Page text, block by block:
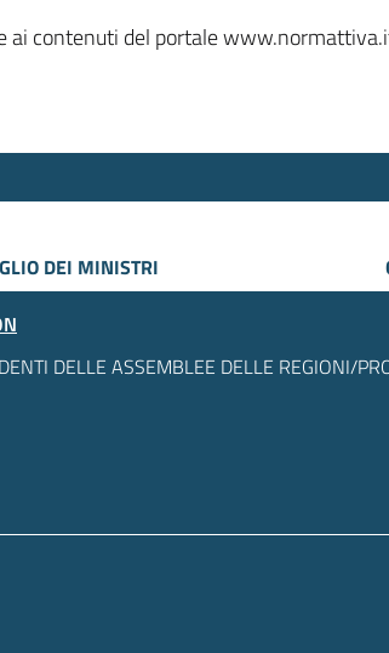
ai contenuti del portale
DEI MINISTRI
DELLE ASSEMBLEE DELLE REGIONI/